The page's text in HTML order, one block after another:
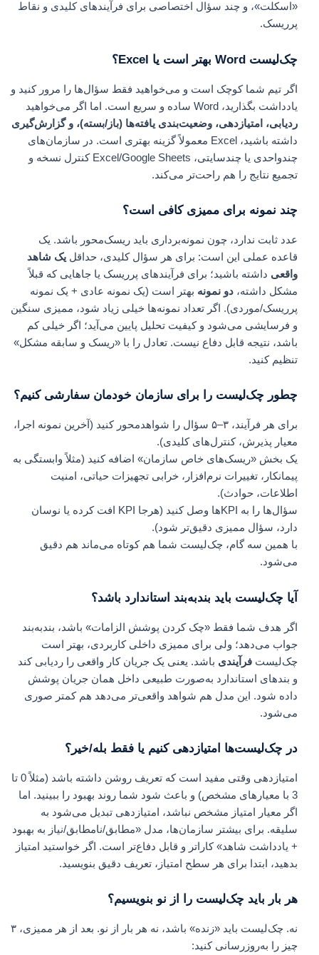
«اسکلت»، و چند سؤال اختصاصی برای فرآیندهای کلیدی و نقاط
پرریسک.
چک‌لیست Word بهتر است یا Excel؟
اگر تیم شما کوچک است و می‌خواهید فقط سؤال‌ها را مرور کنید و
یادداشت بگذارید، Word ساده و سریع است. اما اگر می‌خواهید
ردیابی، امتیازدهی، وضعیت‌بندی یافته‌ها (باز/بسته)، و گزارش‌گیری
داشته باشید، Excel معمولاً گزینه بهتری است. در سازمان‌های
چندواحدی یا چندسایتی، Excel/Google Sheets کنترل نسخه و
تجمیع نتایج را هم راحت‌تر می‌کند.
چند نمونه برای ممیزی کافی است؟
عدد ثابت ندارد، چون نمونه‌برداری باید ریسک‌محور باشد. یک
قاعده عملی این است: برای هر سؤال کلیدی، حداقل یک شاهد
واقعیداشته باشید؛ برای فرآیندهای پرریسک یا جاهایی که قبلاً
مشکل داشته،دو نمونهبهتر است (یک نمونه عادی + یک نمونه
پرریسک/موردی). اگر تعداد نمونه‌ها خیلی زیاد شود، ممیزی سنگین
و فرسایشی می‌شود و کیفیت تحلیل پایین می‌آید؛ اگر خیلی کم
باشد، نتیجه قابل دفاع نیست. تعادل را با «ریسک و سابقه مشکل»
تنظیم کنید.
چطور چک‌لیست را برای سازمان خودمان سفارشی کنیم؟
برای هر فرآیند، ۳–۵ سؤال را شواهدمحور کنید (آخرین نمونه اجرا،
معیار پذیرش، کنترل‌های کلیدی).
یک بخش «ریسک‌های خاص سازمان» اضافه کنید (مثلاً وابستگی به
پیمانکار، تغییرات نرم‌افزار، خرابی تجهیزات حیاتی، امنیت
اطلاعات، حوادث).
سؤال‌ها را به KPIها وصل کنید (هرجا KPI افت کرده یا نوسان
دارد، سؤال ممیزی دقیق‌تر شود).
با همین سه گام، چک‌لیست شما هم کوتاه می‌ماند هم دقیق
می‌شود.
آیا چک‌لیست باید بندبه‌بند استاندارد باشد؟
اگر هدف شما فقط «چک کردن پوشش الزامات» باشد، بندبه‌بند
جواب می‌دهد؛ ولی برای ممیزی داخلی کاربردی، بهتر است
چک‌لیستفرآیندیباشد. یعنی یک جریان کار واقعی را ردیابی کند
و بندهای استاندارد به‌صورت طبیعی داخل همان جریان پوشش
داده شود. این مدل هم شواهد واقعی‌تر می‌دهد هم کمتر صوری
می‌شود.
در چک‌لیست‌ها امتیازدهی کنیم یا فقط بله/خیر؟
امتیازدهی وقتی مفید است که تعریف روشن داشته باشد (مثلاً 0 تا
3 با معیارهای مشخص) و باعث شود شما روند بهبود را ببینید. اما
اگر معیار امتیاز مشخص نباشد، امتیازدهی تبدیل می‌شود به
سلیقه. برای بیشتر سازمان‌ها، مدل «مطابق/نامطابق/نیاز به بهبود
+ یادداشت شاهد» کاراتر و قابل دفاع‌تر است. اگر خواستید امتیاز
بدهید، ابتدا برای هر سطح امتیاز، تعریف دقیق بنویسید.
هر بار باید چک‌لیست را از نو بنویسیم؟
نه. چک‌لیست باید «زنده» باشد، نه هر بار از نو. بعد از هر ممیزی، ۳
چیز را به‌روزرسانی کنید: